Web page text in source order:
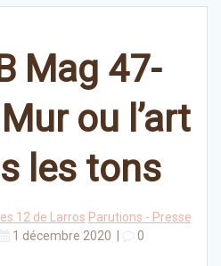
Mag 47-
ou l’art
les tons
Les 12 de Larros Parutions - Presse
1 décembre 2020 0